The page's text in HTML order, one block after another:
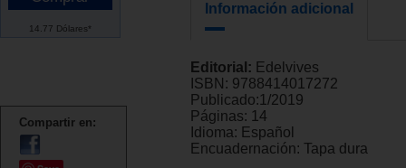
14.77 Dólares*
Compartir en:
Información adicional
Editorial: Edelvives
ISBN: 9788414017272
Publicado:1/2019
Páginas: 14
Idioma: Español
Encuadernación: Tapa dura